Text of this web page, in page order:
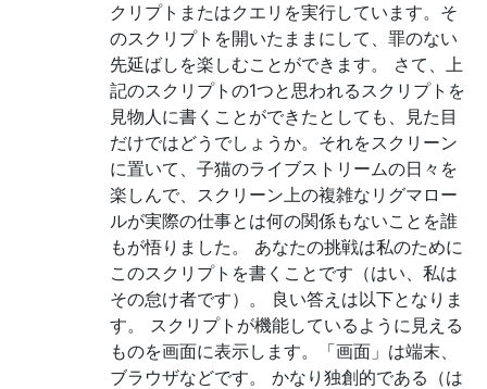
クリプトまたはクエリを実行しています。そ
のスクリプトを開いたままにして、罪のない
先延ばしを楽しむことができます。 さて、上
記のスクリプトの1つと思われるスクリプトを
見物人に書くことができたとしても、見た目
だけではどうでしょうか。それをスクリーン
に置いて、子猫のライブストリームの日々を
楽しんで、スクリーン上の複雑なリグマロー
ルが実際の仕事とは何の関係もないことを誰
もが悟りました。 あなたの挑戦は私のために
このスクリプトを書くことです（はい、私は
その怠け者です）。 良い答えは以下となりま
す。 スクリプトが機能しているように見える
ものを画面に表示します。「画面」は端末、
ブラウザなどです。 かなり独創的である（は